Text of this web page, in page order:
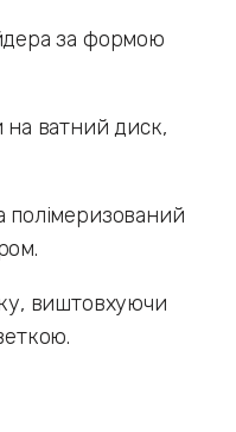
за формою
на ватний диск,
полімеризований
виштовхуючи